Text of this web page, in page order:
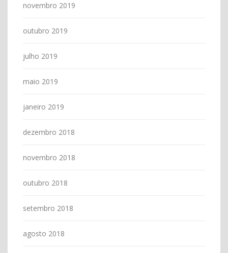
novembro 2019
outubro 2019
julho 2019
maio 2019
janeiro 2019
dezembro 2018
novembro 2018
outubro 2018
setembro 2018
agosto 2018